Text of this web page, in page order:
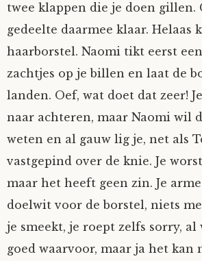
twee klappen die je doen gillen.
gedeelte daarmee klaar. Helaas
haarborstel. Naomi tikt eerst
zachtjes op je billen en laat de
landen. Oef, wat doet dat zeer!
naar achteren, maar Naomi wil
weten en al gauw lig je, net als
vastgepind over de knie. Je
maar het heeft geen zin. Je
doelwit voor de borstel, niets
je smeekt, je roept zelfs sorry, al
goed waarvoor, maar ja het kan